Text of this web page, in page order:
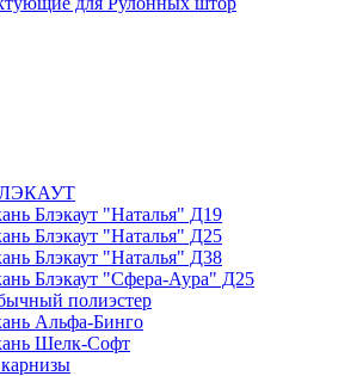
Блэкаут "Наталья" Д19
Блэкаут "Наталья" Д25
Блэкаут "Наталья" Д38
Блэкаут "Сфера-Аура" Д25
полиэстер
Альфа-Бинго
Шелк-Софт